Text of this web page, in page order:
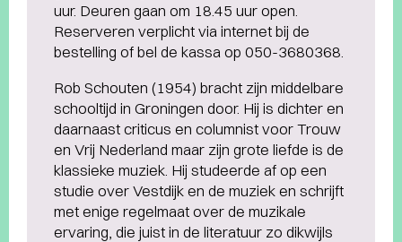
uur. Deuren gaan om 18.45 uur open.
Reserveren verplicht via internet bij de
bestelling of bel de kassa op 050-3680368.
Rob Schouten (1954) bracht zijn middelbare
schooltijd in Groningen door. Hij is dichter en
daarnaast criticus en columnist voor Trouw
en Vrij Nederland maar zijn grote liefde is de
klassieke muziek. Hij studeerde af op een
studie over Vestdijk en de muziek en schrijft
met enige regelmaat over de muzikale
ervaring, die juist in de literatuur zo dikwijls